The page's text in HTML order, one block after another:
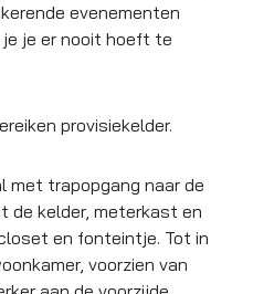
evenementen
je je er nooit hoeft te
provisiekelder.
met trapopgang naar de
de kelder, meterkast en
en fonteintje. Tot in
voorzien van